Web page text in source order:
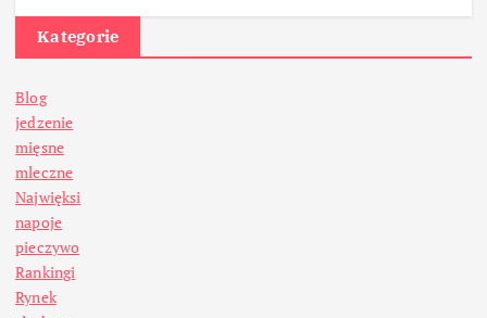
Kategorie
Blog
jedzenie
mięsne
mleczne
Najwięksi
napoje
pieczywo
Rankingi
Rynek